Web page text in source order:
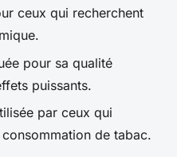
ceux qui recherchent
pour sa qualité
puissants.
par ceux qui
de tabac.